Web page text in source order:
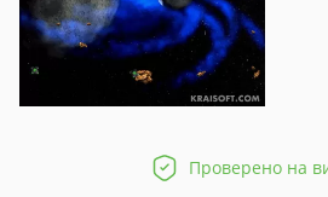
Проверено на